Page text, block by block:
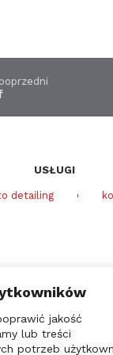
jakość
lub treści
potrzeb
USŁUGI
detailing